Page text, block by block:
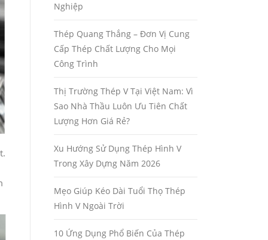
Nghiệp
Thép Quang Thắng – Đơn Vị Cung
Cấp Thép Chất Lượng Cho Mọi
Công Trình
Thị Trường Thép V Tại Việt Nam: Vì
Sao Nhà Thầu Luôn Ưu Tiên Chất
Lượng Hơn Giá Rẻ?
Xu Hướng Sử Dụng Thép Hình V
Trong Xây Dựng Năm 2026
Mẹo Giúp Kéo Dài Tuổi Thọ Thép
Hình V Ngoài Trời
10 Ứng Dụng Phổ Biến Của Thép